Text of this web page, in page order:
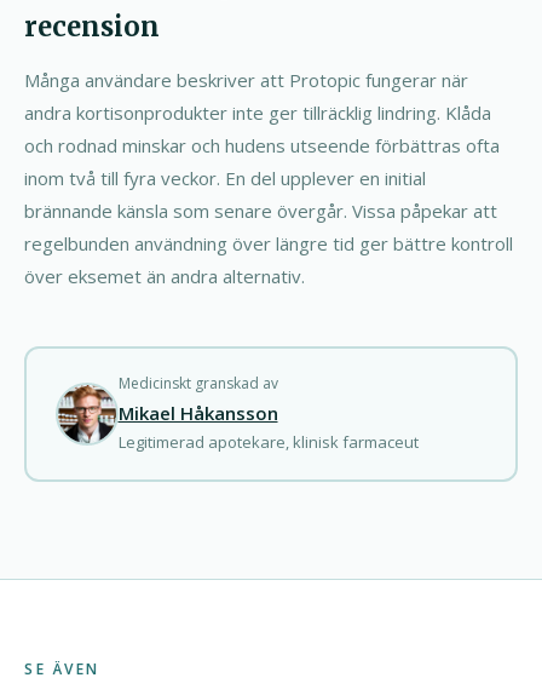
recension
Många användare beskriver att Protopic fungerar när
andra kortisonprodukter inte ger tillräcklig lindring. Klåda
och rodnad minskar och hudens utseende förbättras ofta
inom två till fyra veckor. En del upplever en initial
brännande känsla som senare övergår. Vissa påpekar att
regelbunden användning över längre tid ger bättre kontroll
över eksemet än andra alternativ.
Medicinskt granskad av
Mikael Håkansson
Legitimerad apotekare, klinisk farmaceut
SE ÄVEN